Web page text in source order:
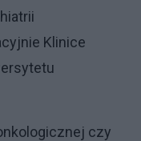
Klinice
czy